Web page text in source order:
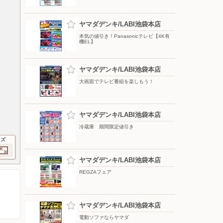
ヤマダデンキ/LABI池袋本店
本気の値引き！Panasonicテレビ【4K有
機EL】
ヤマダデンキ/LABI池袋本店
大画面でテレビ番組を楽しもう！
ヤマダデンキ/LABI池袋本店
冷蔵庫 期間限定値引き
ヤマダデンキ/LABI池袋本店
REGZAフェア
ヤマダデンキ/LABI池袋本店
電動ソファならヤマダ